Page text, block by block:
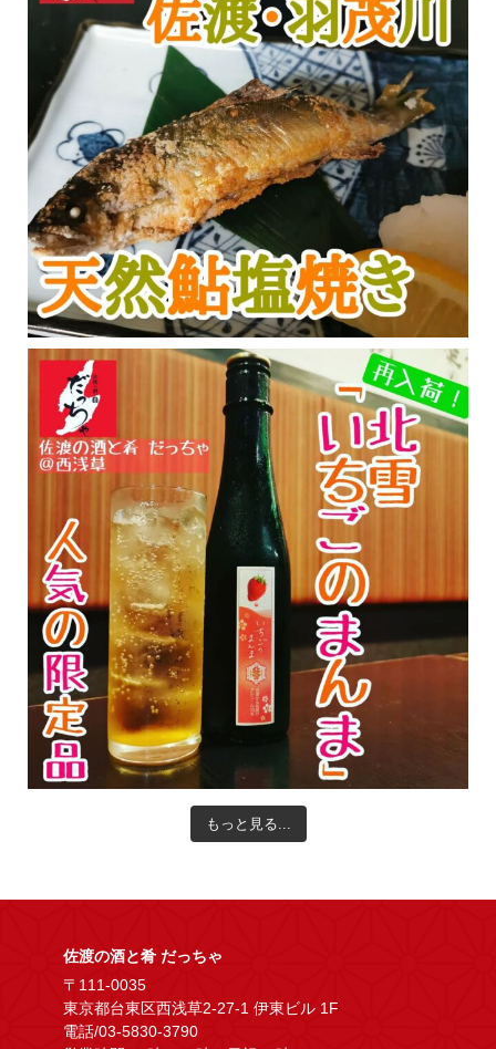
もっと見る...
佐渡の酒と肴 だっちゃ
〒111-0035
東京都台東区西浅草2-27-1 伊東ビル 1F
電話/03-5830-3790